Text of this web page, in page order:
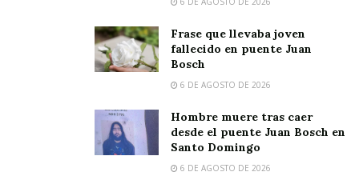
Frase que llevaba joven
fallecido en puente Juan
Bosch
6 DE AGOSTO DE 2026
Hombre muere tras caer
desde el puente Juan Bosch en
Santo Domingo
6 DE AGOSTO DE 2026